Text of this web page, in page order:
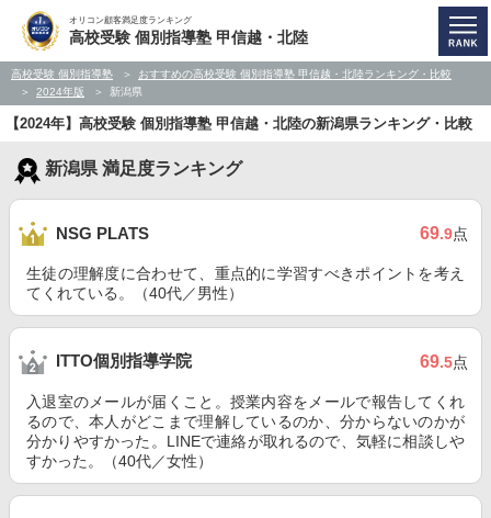
オリコン顧客満足度ランキング
高校受験 個別指導塾 甲信越・北陸
高校受験 個別指導塾
おすすめの高校受験 個別指導塾 甲信越・北陸ランキング・比較
2024年版
新潟県
【2024年】高校受験 個別指導塾 甲信越・北陸の新潟県ランキング・比較
新潟県 満足度ランキング
NSG PLATS 69.9点
生徒の理解度に合わせて、重点的に学習すべきポイントを考え
てくれている。（40代／男性）
ITTO個別指導学院 69.5点
入退室のメールが届くこと。授業内容をメールで報告してくれ
るので、本人がどこまで理解しているのか、分からないのかが
分かりやすかった。LINEで連絡が取れるので、気軽に相談しや
すかった。（40代／女性）